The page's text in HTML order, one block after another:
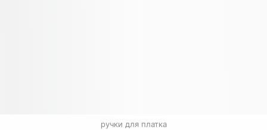
ручки для платка